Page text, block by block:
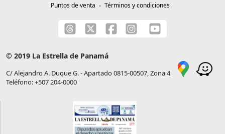
Puntos de venta
Términos y condiciones
© 2019 La Estrella de Panamá
C/ Alejandro A. Duque G. - Apartado 0815-00507, Zona 4
Teléfono: +507 204-0000